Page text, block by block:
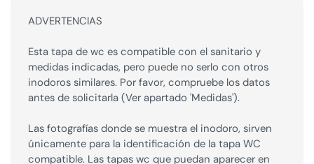
ADVERTENCIAS
Esta tapa de wc es compatible con el sanitario y
medidas indicadas, pero puede no serlo con otros
inodoros similares. Por favor, compruebe los datos
antes de solicitarla (Ver apartado 'Medidas').
Las fotografías donde se muestra el inodoro, sirven
únicamente para la identificación de la tapa WC
compatible. Las tapas wc que puedan aparecer en